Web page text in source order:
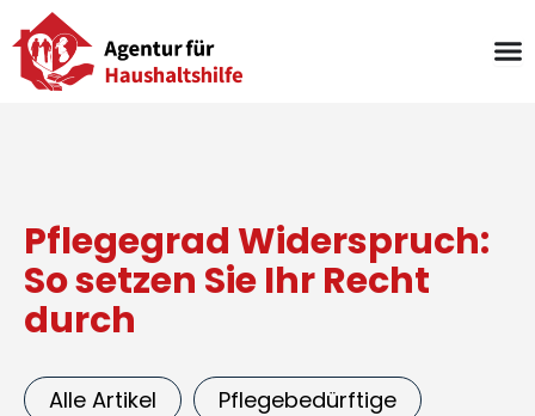
Zum
Inhalt
springen
Pflegegrad Widerspruch:
So setzen Sie Ihr Recht
durch
Alle Artikel Pflegebedürftige